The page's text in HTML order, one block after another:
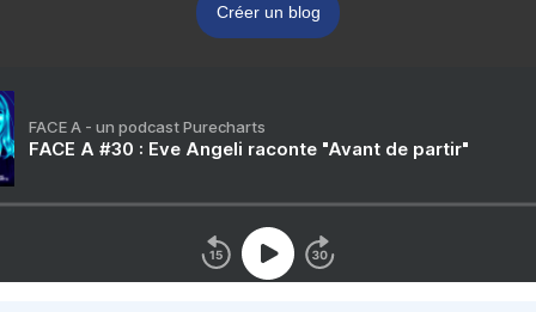
Créer un blog
FACE A - un podcast Purecharts
FACE A #30 : Eve Angeli raconte "Avant de partir"